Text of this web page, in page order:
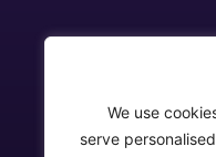
We use
serve